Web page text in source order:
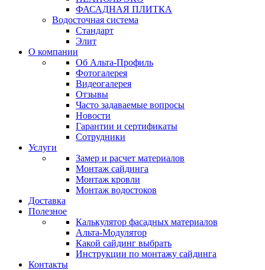
ФАСАДНАЯ ПЛИТКА
Водосточная система
Стандарт
Элит
О компании
Об Альта-Профиль
Фотогалерея
Видеогалерея
Отзывы
Часто задаваемые вопросы
Новости
Гарантии и сертификаты
Сотрудники
Услуги
Замер и расчет материалов
Монтаж сайдинга
Монтаж кровли
Монтаж водостоков
Доставка
Полезное
Калькулятор фасадных материалов
Альта-Модулятор
Какой сайдинг выбрать
Инструкции по монтажу сайдинга
Контакты